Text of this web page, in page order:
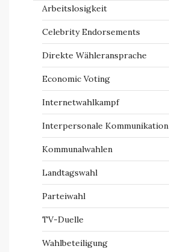
Arbeitslosigkeit
Celebrity Endorsements
Direkte Wähleransprache
Economic Voting
Internetwahlkampf
Interpersonale Kommunikation
Kommunalwahlen
Landtagswahl
Parteiwahl
TV-Duelle
Wahlbeteiligung